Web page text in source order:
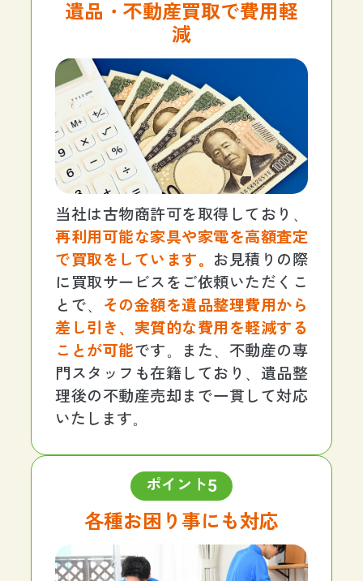
遺品・不動産買取で費用軽
減
当社は古物商許可を取得しており、
再利用可能な家具や家電を高額査定
で買取をしています。 お見積りの際
に買取サービスをご依頼いただくこ
とで、
その金額を遺品整理費用から
差し引き、実質的な費用を軽減する
ことが可能です。また、不動産の専
門スタッフも在籍しており、遺品整
理後の不動産売却まで一貫して対応
いたします。
ポイント5
各種お困り事にも対応